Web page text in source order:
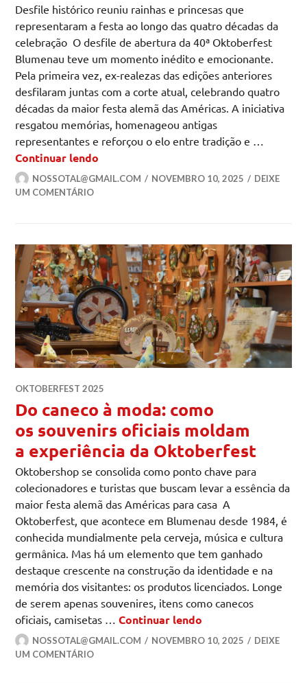
Desfile histórico reuniu rainhas e princesas que
representaram a festa ao longo das quatro décadas da
celebração O desfile de abertura da 40ª Oktoberfest
Blumenau teve um momento inédito e emocionante.
Pela primeira vez, ex-realezas das edições anteriores
desfilaram juntas com a corte atual, celebrando quatro
décadas da maior festa alemã das Américas. A iniciativa
resgatou memórias, homenageou antigas
representantes e reforçou o elo entre tradição e …
Continuar lendo
NOSSOTAL@GMAIL.COM NOVEMBRO 10, 2025
DEIXE
UM COMENTÁRIO
OKTOBERFEST 2025
Do caneco à moda: como
os souvenirs oficiais moldam
a experiência da Oktoberfest
Oktobershop se consolida como ponto chave para
colecionadores e turistas que buscam levar a essência da
maior festa alemã das Américas para casa A
Oktoberfest, que acontece em Blumenau desde 1984, é
conhecida mundialmente pela cerveja, música e cultura
germânica. Mas há um elemento que tem ganhado
destaque crescente na construção da identidade e na
memória dos visitantes: os produtos licenciados. Longe
de serem apenas souvenires, itens como canecos
oficiais, camisetas …Continuar lendo
NOSSOTAL@GMAIL.COM NOVEMBRO 10, 2025
DEIXE
UM COMENTÁRIO